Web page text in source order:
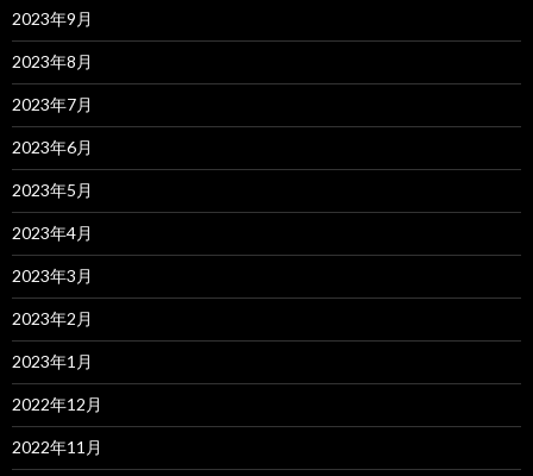
2023年9月
2023年8月
2023年7月
2023年6月
2023年5月
2023年4月
2023年3月
2023年2月
2023年1月
2022年12月
2022年11月